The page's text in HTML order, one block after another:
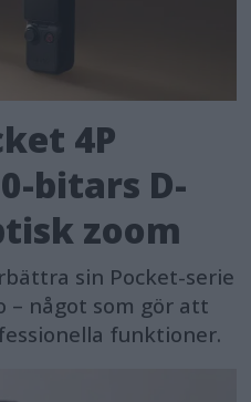
4P
bitars D-
zoom
sin Pocket-serie
– något som gör att
funktioner.